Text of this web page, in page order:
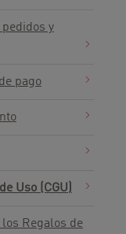
y
pago
Uso (CGU)
Regalos de